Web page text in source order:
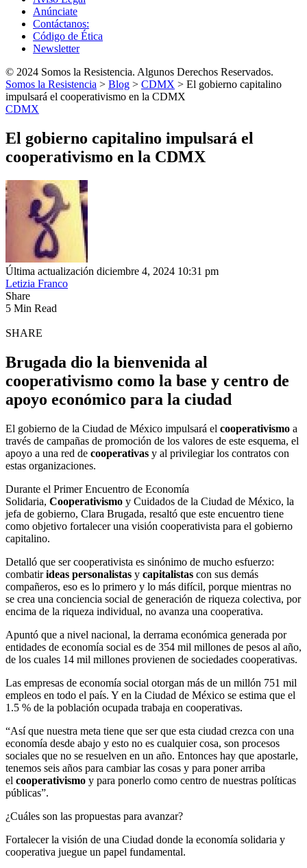
Anúnciate
Contáctanos:
Código de Ética
Newsletter
© 2024 Somos la Resistencia. Algunos Derechos Reservados.
Somos la Resistencia > Blog > CDMX > El gobierno capitalino
impulsará el cooperativismo en la CDMX
CDMX
El gobierno capitalino impulsará el
cooperativismo en la CDMX
Última actualización diciembre 4, 2024 10:31 pm
Letizia Franco
Share
5 Min Read
SHARE
Brugada dio la bienvenida al
cooperativismo como la base y centro de
apoyo económico para la ciudad
El gobierno de la Ciudad de México impulsará el cooperativismo a
través de campañas de promoción de los valores de este esquema, el
apoyo a una red de cooperativas y al privilegiar los contratos con
estas organizaciones.
Durante el Primer Encuentro de Economía
Solidaria, Cooperativismo y Cuidados de la Ciudad de México, la
jefa de gobierno, Clara Brugada, resaltó que este encuentro tiene
como objetivo fortalecer una visión cooperativista para el gobierno
capitalino.
Detalló que ser cooperativista es sinónimo de mucho esfuerzo:
combatirideas personalistas y capitalistas con sus demás
compañeros, eso es lo primero y lo más difícil, porque mientras no
se crea una conciencia social de generación de riqueza colectiva, por
encima de la riqueza individual, no avanza una cooperativa.
Apuntó que a nivel nacional, la derrama económica generada por
entidades de economía social es de 354 mil millones de pesos al año,
de los cuales 14 mil millones provienen de sociedades cooperativas.
Las empresas de economía social otorgan más de un millón 751 mil
empleos en todo el país. Y en la Ciudad de México se estima que el
1.5 % de la población ocupada trabaja en cooperativas.
“Así que nuestra meta tiene que ser que esta ciudad crezca con una
economía desde abajo y esto no es cualquier cosa, son procesos
sociales que no se resuelven en un año. Entonces hay que apostarle,
tenemos seis años para cambiar las cosas y para poner arriba
el cooperativismo y para ponerlo como centro de nuestras políticas
públicas”.
¿Cuáles son las propuestas para avanzar?
Fortalecer la visión de una Ciudad donde la economía solidaria y
cooperativa juegue un papel fundamental.